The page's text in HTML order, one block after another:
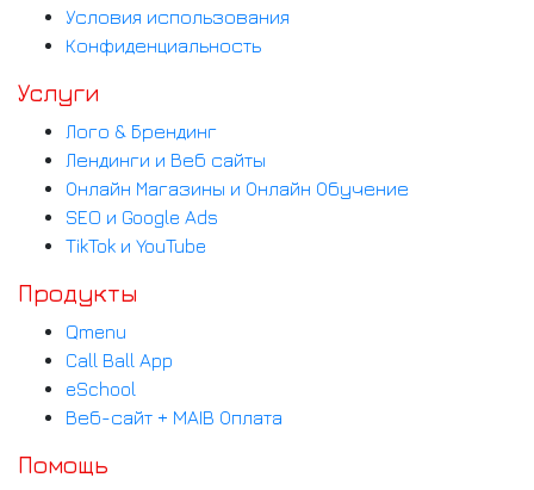
Условия использования
Конфиденциальность
Услуги
Лого & Брендинг
Лендинги и Веб сайты
Онлайн Магазины и Онлайн Обучение
SEO и Google Ads
TikTok и YouTube
Продукты
Qmenu
Call Ball App
eSchool
Веб-сайт + MAIB Оплата
Помощь